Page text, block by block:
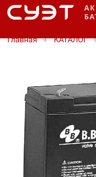
Главная КАТАЛОГ